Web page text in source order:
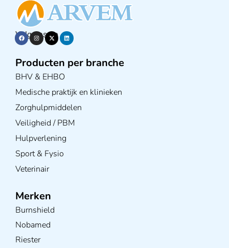
Volg ons op
Producten per branche
BHV & EHBO
Medische praktijk en klinieken
Zorghulpmiddelen
Veiligheid / PBM
Hulpverlening
Sport & Fysio
Veterinair
Merken
Burnshield
Nobamed
Riester